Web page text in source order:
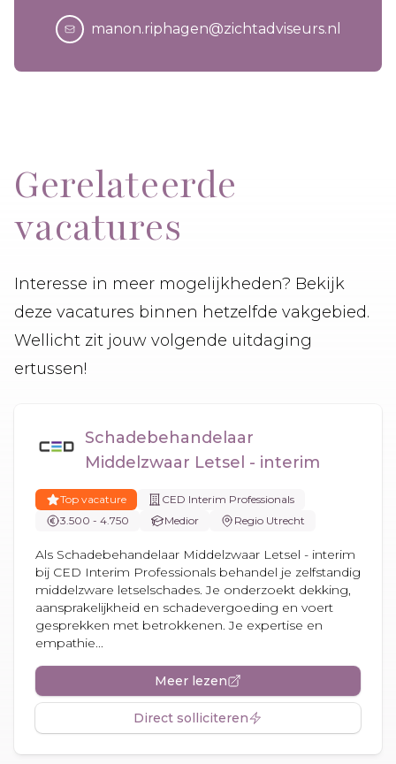
manon.riphagen@zichtadviseurs.nl
Gerelateerde
vacatures
Interesse in meer mogelijkheden? Bekijk
deze vacatures binnen hetzelfde vakgebied.
Wellicht zit jouw volgende uitdaging
ertussen!
Schadebehandelaar
Middelzwaar Letsel - interim
Top vacature
CED Interim Professionals
3.500 - 4.750
Medior Regio Utrecht
Als Schadebehandelaar Middelzwaar Letsel - interim
bij CED Interim Professionals behandel je zelfstandig
middelzware letselschades. Je onderzoekt dekking,
aansprakelijkheid en schadevergoeding en voert
gesprekken met betrokkenen. Je expertise en
empathie...
Meer lezen
Direct solliciteren